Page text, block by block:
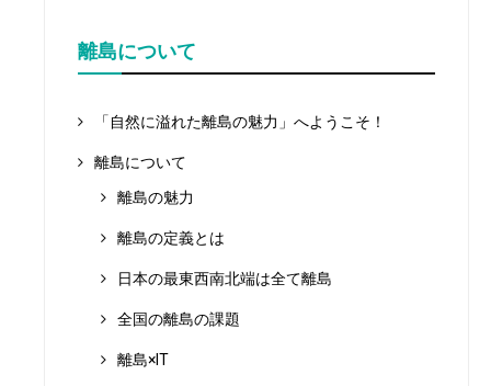
離島について
「自然に溢れた離島の魅力」へようこそ！
離島について
離島の魅力
離島の定義とは
日本の最東西南北端は全て離島
全国の離島の課題
離島×IT